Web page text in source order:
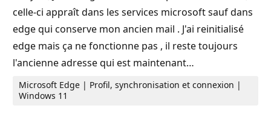
celle-ci appraît dans les services microsoft sauf dans
edge qui conserve mon ancien mail . J'ai reinitialisé
edge mais ça ne fonctionne pas , il reste toujours
l'ancienne adresse qui est maintenant…
Microsoft Edge | Profil, synchronisation et connexion |
Windows 11